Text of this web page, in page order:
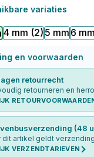
variaties
4 mm (2) 5 mm 6 mm
en voorwaarden
retourrecht
retourneren en
(48
dit artikel geldt
VERZENDTARIEVEN